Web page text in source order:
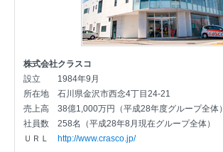
株式会社クラスコ
設立
1984年9月
所在地
石川県金沢市西念4丁目24-21
売上高
38億1,000万円（平成28年度グループ全体）
社員数
258名（平成28年8月現在グループ全体）
ＵＲＬ
http://www.crasco.jp/